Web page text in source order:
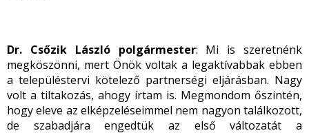
Dr. Csőzik László polgármester: Mi is szeretnénk
megköszönni, mert Önök voltak a legaktívabbak ebben
a településtervi kötelező partnerségi eljárásban. Nagy
volt a tiltakozás, ahogy írtam is. Megmondom őszintén,
hogy eleve az elképzeléseimmel nem nagyon találkozott,
de szabadjára engedtük az első változatát a